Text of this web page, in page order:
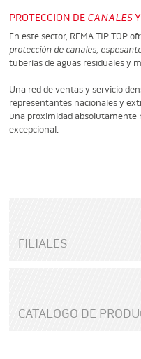
PROTECCION DE CANALES
En este sector, REMA TIP TOP
protección de canales,
tuberías de aguas residuales y
Una red de ventas y servicio
representantes nacionales y
una proximidad absolutamente
excepcional.
FILIALES
CATALOGO DE